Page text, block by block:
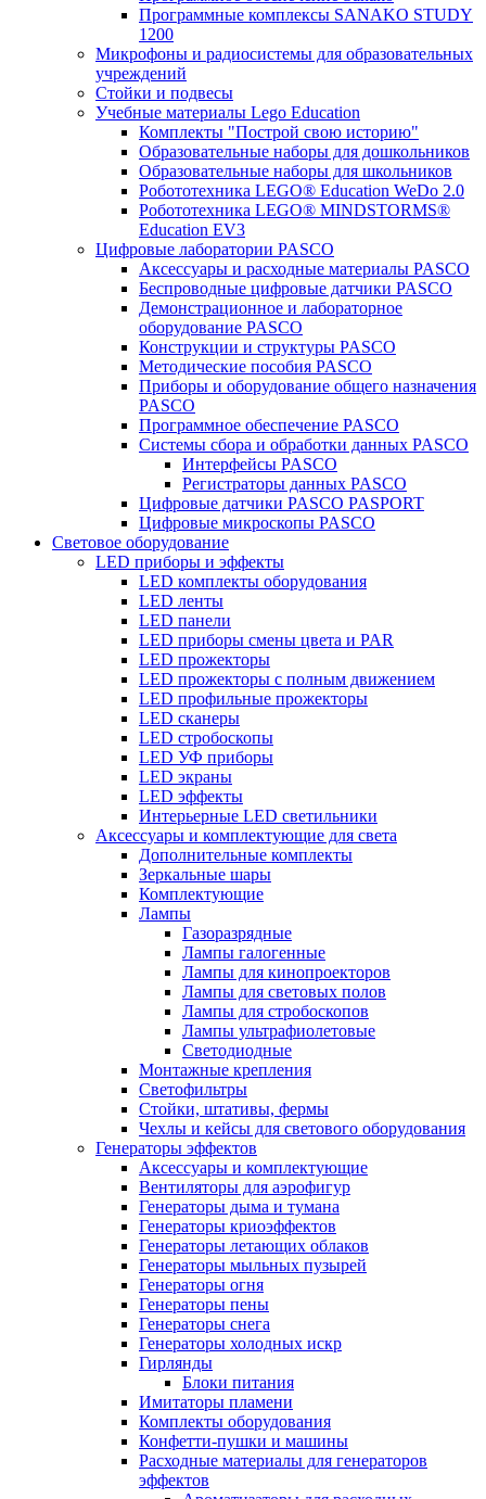
Программные комплексы SANAKO STUDY
1200
Микрофоны и радиосистемы для образовательных
учреждений
Стойки и подвесы
Учебные материалы Lego Education
Комплекты "Построй свою историю"
Образовательные наборы для дошкольников
Образовательные наборы для школьников
Робототехника LEGO® Education WeDo 2.0
Робототехника LEGO® MINDSTORMS®
Education EV3
Цифровые лаборатории PASCO
Аксессуары и расходные материалы PASCO
Беспроводные цифровые датчики PASCO
Демонстрационное и лабораторное
оборудование PASCO
Конструкции и структуры PASCO
Методические пособия PASCO
Приборы и оборудование общего назначения
PASCO
Программное обеспечение PASCO
Системы сбора и обработки данных PASCO
Интерфейсы PASCO
Регистраторы данных PASCO
Цифровые датчики PASCO PASPORT
Цифровые микроскопы PASCO
Световое оборудование
LED приборы и эффекты
LED комплекты оборудования
LED ленты
LED панели
LED приборы смены цвета и PAR
LED прожекторы
LED прожекторы с полным движением
LED профильные прожекторы
LED сканеры
LED стробоскопы
LED УФ приборы
LED экраны
LED эффекты
Интерьерные LED светильники
Аксессуары и комплектующие для света
Дополнительные комплекты
Зеркальные шары
Комплектующие
Лампы
Газоразрядные
Лампы галогенные
Лампы для кинопроекторов
Лампы для световых полов
Лампы для стробоскопов
Лампы ультрафиолетовые
Светодиодные
Монтажные крепления
Светофильтры
Стойки, штативы, фермы
Чехлы и кейсы для светового оборудования
Генераторы эффектов
Аксессуары и комплектующие
Вентиляторы для аэрофигур
Генераторы дыма и тумана
Генераторы криоэффектов
Генераторы летающих облаков
Генераторы мыльных пузырей
Генераторы огня
Генераторы пены
Генераторы снега
Генераторы холодных искр
Гирлянды
Блоки питания
Имитаторы пламени
Комплекты оборудования
Конфетти-пушки и машины
Расходные материалы для генераторов
эффектов